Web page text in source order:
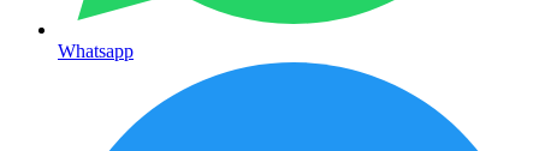
Whatsapp